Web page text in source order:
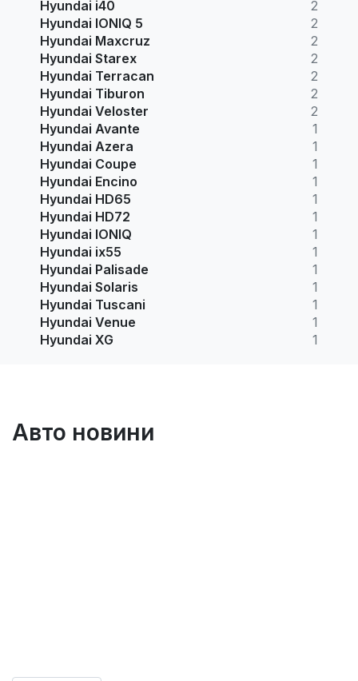
Hyundai i40
2
Hyundai IONIQ 5
2
Hyundai Maxcruz
2
Hyundai Starex
2
Hyundai Terracan
2
Hyundai Tiburon
2
Hyundai Veloster
2
Hyundai Avante
1
Hyundai Azera
1
Hyundai Coupe
1
Hyundai Encino
1
Hyundai HD65
1
Hyundai HD72
1
Hyundai IONIQ
1
Hyundai ix55
1
Hyundai Palisade
1
Hyundai Solaris
1
Hyundai Tuscani
1
Hyundai Venue
1
Hyundai XG
1
Авто новини